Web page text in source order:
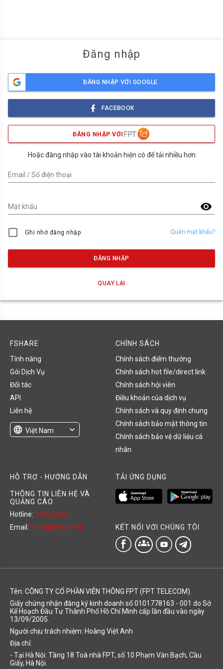
Đăng nhập
ĐĂNG NHẬP VỚI GOOGLE
FACEBOOK
ĐĂNG NHẬP VỚI
Hoặc đăng nhập vào tài khoản hiện có để tải nhiều hơn
Email / Số điện thoại
visibility
Mật khẩu
Ghi nhớ đăng nhập Quên mật khẩu?
ĐĂNG NHẬP
QUAY LẠI
FSHARE
Tính năng
Gói Dịch Vụ
Đối tác
API
Liên hệ
language Việt Nam
expand_more
CHÍNH SÁCH
Chính sách điểm thưởng
Chính sách hot file/direct link
Chính sách hội viên
Điều khoản của dịch vụ
Chính sách và quy định chung
Chính sách bảo mật thông tin
Chính sách bảo vệ dữ liệu cá
nhân
HỖ TRỢ - HƯỚNG DẪN
THÔNG TIN LIÊN HỆ VÀ
QUẢNG CÁO
Hotline: 1900 6600
Email: hotro@fshare.vn
TẢI ỨNG DỤNG
KẾT NỐI VỚI CHÚNG TÔI
groups
Tên: CÔNG TY CỔ PHẦN VIỄN THÔNG FPT (FPT TELECOM).
Giấy chứng nhận đăng ký kinh doanh số 0101778163 - 001 do Sở
Kế Hoạch Đầu Tư Thành Phố Hồ Chí Minh cấp lần đầu vào ngày
13/09/2005.
Người chịu trách nhiệm: Hoàng Việt Anh
Địa chỉ:
- Tại Hà Nội: Tầng 18 Toà nhà FPT, số 10 Phạm Văn Bạch, Cầu
Giấy, Hà Nội.